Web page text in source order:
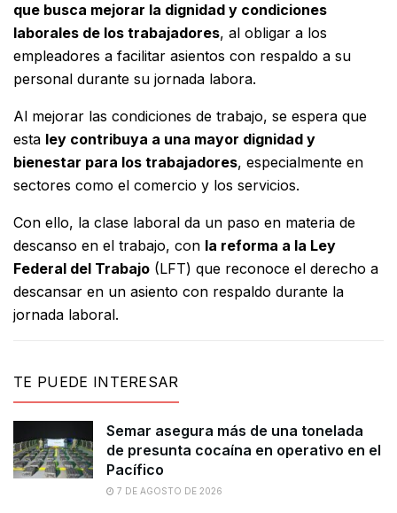
que busca mejorar la dignidad y condiciones
laborales de los trabajadores, al obligar a los
empleadores a facilitar asientos con respaldo a su
personal durante su jornada labora.
Al mejorar las condiciones de trabajo, se espera que
esta ley contribuya a una mayor dignidad y
bienestar para los trabajadores, especialmente en
sectores como el comercio y los servicios.
Con ello, la clase laboral da un paso en materia de
descanso en el trabajo, con la reforma a la Ley
Federal del Trabajo (LFT) que reconoce el derecho a
descansar en un asiento con respaldo durante la
jornada laboral.
TE PUEDE INTERESAR
Semar asegura más de una tonelada
de presunta cocaína en operativo en el
Pacífico
7 DE AGOSTO DE 2026